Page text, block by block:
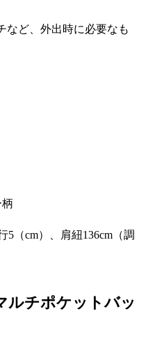
など、外出時に必要なも
5（cm）、肩紐136cm（調
ルチポケットバッ